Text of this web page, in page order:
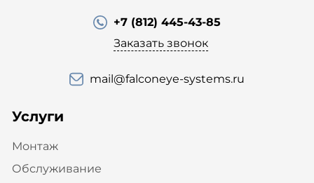
+7 (812) 445-43-85
Заказать звонок
mail@falconeye-systems.ru
Услуги
Монтаж
Обслуживание